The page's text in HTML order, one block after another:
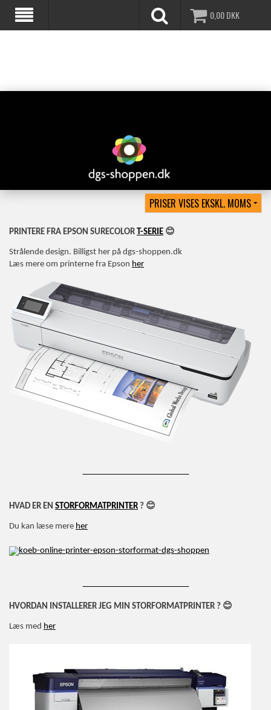
0,00DKK
PRINTERE FRA EPSON SURECOLOR T-SERIE 😊
Strålende design. Billigst her på dgs-shoppen.dk
Læs mere om printerne fra Epson her
HVAD ER EN STORFORMATPRINTER ? 😊
Du kan læse mere her
HVORDAN INSTALLERER JEG MIN STORFORMATPRINTER ? 😊
Læs med her